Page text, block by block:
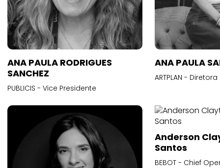
ANA PAULA RODRIGUES
SANCHEZ
PUBLICIS - Vice Presidente
ANA PAULA
ARTPLAN -
Anderson
Santos
BEBOT - Chief